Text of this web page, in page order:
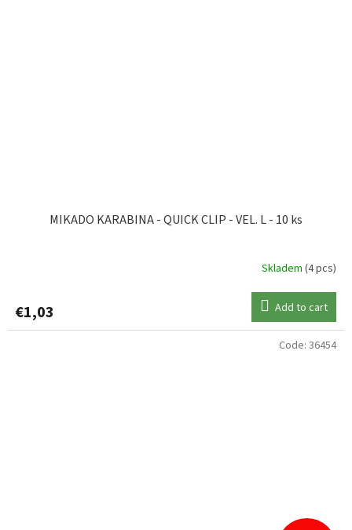
MIKADO KARABINA - QUICK CLIP - VEL. L - 10 ks
Skladem (4 pcs)
€1,03 Add to cart
Code: 36454